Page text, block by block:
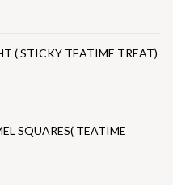
( STICKY TEATIME TREAT)
SQUARES( TEATIME